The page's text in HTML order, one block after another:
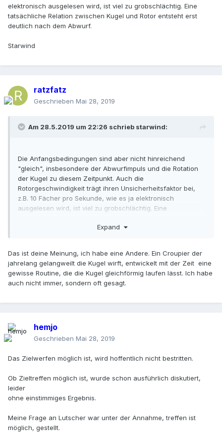
elektronisch ausgelesen wird, ist viel zu grobschlächtig. Eine
tatsächliche Relation zwischen Kugel und Rotor entsteht erst
deutlich nach dem Abwurf.
Starwind
ratzfatz
Geschrieben Mai 28, 2019
Am 28.5.2019 um 22:26 schrieb starwind:
Die Anfangsbedingungen sind aber nicht hinreichend
"gleich", insbesondere der Abwurfimpuls und die Rotation
der Kugel zu diesem Zeitpunkt. Auch die
Rotorgeschwindigkeit trägt ihren Unsicherheitsfaktor bei,
z.B. 10 Fächer pro Sekunde, wie es ja elektronisch
ausgelesen wird, ist viel zu grobschlächtig. Eine
erst deutlich nach dem Abwurf.
Expand
Das ist deine Meinung, ich habe eine Andere. Ein Croupier der
jahrelang gelangweilt die Kugel wirft, entwickelt mit der Zeit eine
gewisse Routine, die die Kugel gleichförmig laufen lässt. Ich habe
auch nicht immer, sondern oft gesagt.
hemjo
Geschrieben Mai 28, 2019
Das Zielwerfen möglich ist, wird hoffentlich nicht bestritten.
Ob Zieltreffen möglich ist, wurde schon ausführlich diskutiert,
leider
ohne einstimmiges Ergebnis.
Meine Frage an Lutscher war unter der Annahme, treffen ist
möglich, gestellt.